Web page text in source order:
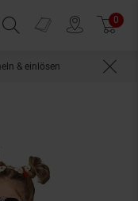
Suchfeld einblenden
Prospekte 0
& einlösen